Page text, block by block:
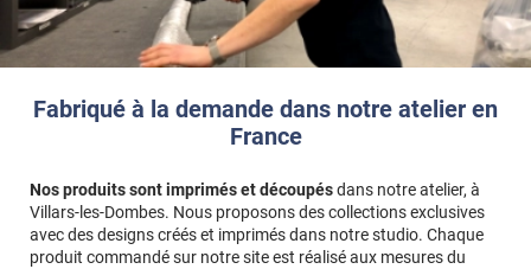
Fabriqué à la demande dans notre atelier en
France
Nos produits sont imprimés et découpésdans notre atelier, à
Villars-les-Dombes. Nous proposons des collections exclusives
avec des designs créés et imprimés dans notre studio. Chaque
produit commandé sur notre site est réalisé aux mesures du